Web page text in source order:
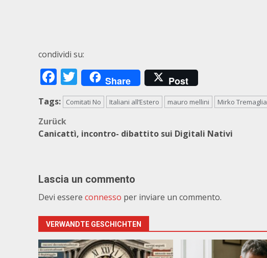
condividi su:
Facebook
Twitter
Share Post
Tags: Comitati No Italiani all’Estero mauro mellini Mirko Tremaglia
Beitragsnavigation
Zurück
Canicattì, incontro- dibattito sui Digitali Nativi
Lascia un commento
Devi essere connesso per inviare un commento.
VERWANDTE GESCHICHTEN